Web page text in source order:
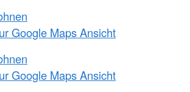
Google Maps Ansicht
Google Maps Ansicht